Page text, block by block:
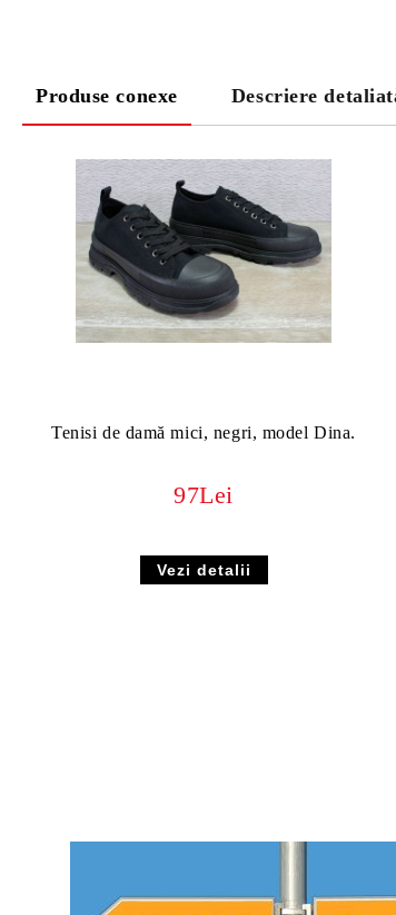
Produse conexe Descriere
Tenisi de damă mici, negri, model Dina.
97Lei
Vezi detalii